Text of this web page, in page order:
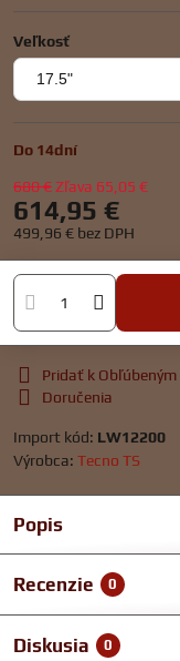
Veľkosť
Do 14dní
680 €Zľava 65,05 €
614,95 €
499,96 € bez DPH
Pridať k Obľúbeným
Doručenia
Import kód: LW12200
Výrobca: Tecno TS
Popis
Recenzie 0
Diskusia 0